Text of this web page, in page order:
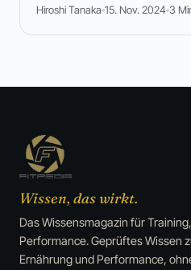
Hiroshi Tanaka 15. Nov. 2024 3
Wissen, das wirkt.
Das Wissensmagazin für
Performance. Geprüftes Wissen
Ernährung und Performance,